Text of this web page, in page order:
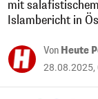
mit
Islambericht in
Von Heute
28.08.2025,